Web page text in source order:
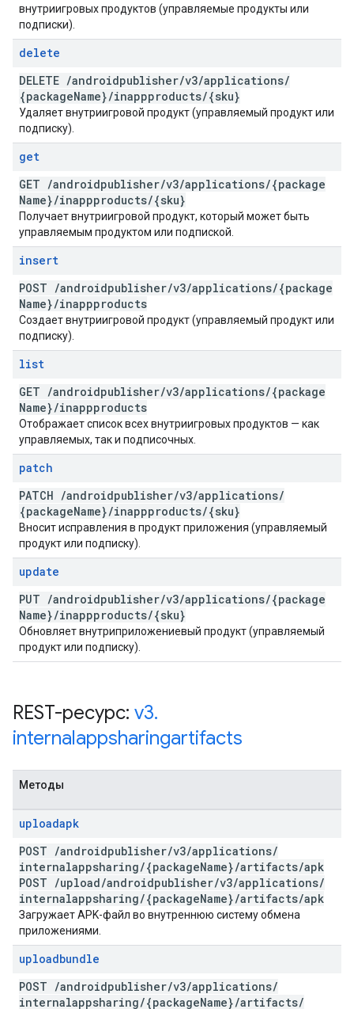
внутриигровых продуктов (управляемые продукты или
подписки).
delete
DELETE /androidpublisher/v3/applications/
{packageName}/inappproducts/{sku}
Удаляет внутриигровой продукт (управляемый продукт или
подписку).
get
GET /androidpublisher/v3/applications/{package
Name}/inappproducts/{sku}
Получает внутриигровой продукт, который может быть
управляемым продуктом или подпиской.
insert
POST /androidpublisher/v3/applications/{package
Name}/inappproducts
Создает внутриигровой продукт (управляемый продукт или
подписку).
list
GET /androidpublisher/v3/applications/{package
Name}/inappproducts
Отображает список всех внутриигровых продуктов — как
управляемых, так и подписочных.
patch
PATCH /androidpublisher/v3/applications/
{packageName}/inappproducts/{sku}
Вносит исправления в продукт приложения (управляемый
продукт или подписку).
update
PUT /androidpublisher/v3/applications/{package
Name}/inappproducts/{sku}
Обновляет внутриприложениевый продукт (управляемый
продукт или подписку).
REST-ресурс: v3.
internalappsharingartifacts
Методы
uploadapk
POST /androidpublisher/v3/applications/
internalappsharing/{packageName}/artifacts/apk
POST /upload/androidpublisher/v3/applications/
internalappsharing/{packageName}/artifacts/apk
Загружает APK-файл во внутреннюю систему обмена
приложениями.
uploadbundle
POST /androidpublisher/v3/applications/
internalappsharing/{packageName}/artifacts/